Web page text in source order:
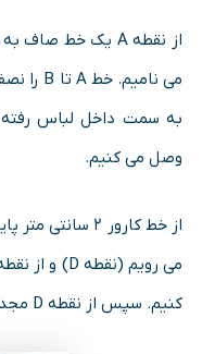
وصل می کنیم.
کنیم. سپس از نقطه D مجددا حلقه را طراحی می کنیم.